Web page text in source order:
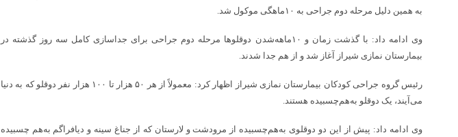
به همین دلیل مرحله دوم جراحی به ۱۰ماهگی موکول شد.
وی ادامه داد: با گذشت زمان و ۱۰ماهه‌شدن دوقلوها مرحله دوم جراحی برای جداسازی کامل سه روز گذشته در
بیمارستان نمازی شیراز آغاز شد و از هم جدا شدند.
رئیس گروه جراحی کودکان بیمارستان نمازی شیراز اظهار کرد: معمولاً از هر ۵۰ هزار تا ۱۰۰ هزار نفر دوقلو که به دنیا
می‌آیند، یک دوقلو به‌هم‌چسبیده هستند.
وی ادامه داد: پیش از این دو دوقلوی به‌هم‌چسبیده از مرودشت و لارستان که از جناغ سینه و دیافراگم به‌هم چسبیده